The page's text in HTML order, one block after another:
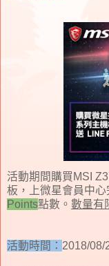
活動期間購買MSI
板，上微星會員中
Points點數。 數量有
活動時間： 2018/08/